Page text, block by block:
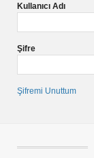
Kullanıcı Adı
Şifre
Şifremi Unuttum